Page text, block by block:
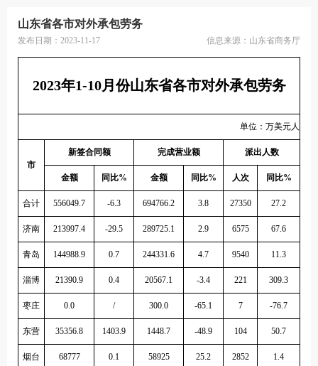
山东省各市对外承包劳务
发布日期：2023-11-17 信息来源： 山东省商务厅
2023年1-10月份山东省各市对外承包劳务
单位：万美元人
市
新签合同额 完成营业额 派出人数
金额 同比% 金额 同比% 人次 同比%
合计 556049.7 -6.3 694766.2 3.8 27350 27.2
济南 213997.4 -29.5 289725.1 2.9 6575 67.6
青岛 144988.9 0.7 244331.6 4.7 9540 11.3
淄博 21390.9 0.4 20567.1 -3.4 221 309.3
枣庄 0.0 / 300.0 -65.1 7 -76.7
东营 35356.8 1403.9 1448.7 -48.9 104 50.7
烟台 68777 0.1 58925 25.2 2852 1.4